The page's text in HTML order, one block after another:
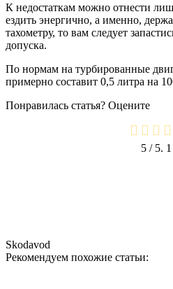
К недостаткам можно отнести
ездить энергично, а именно,
тахометру, то вам следует
допуска.
По нормам на турбированные
примерно составит 0,5 литра на
Понравилась статья? Оцените
5 / 5. 1
Skodavod
Рекомендуем похожие статьи: